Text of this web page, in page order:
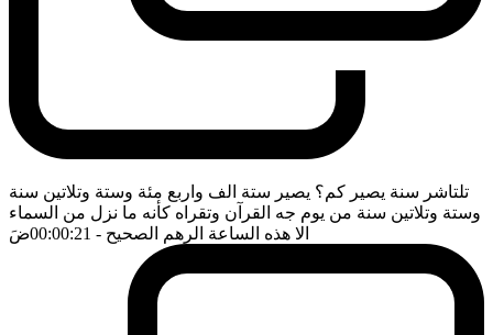
تلتاشر سنة يصير كم؟ يصير ستة الف واربع مئة وستة وتلاتين سنة
وستة وتلاتين سنة من يوم جه القرآن وتقراه كأنه ما نزل من السماء
الا هذه الساعة الرهم الصحيح - 00:00:21 ضَ